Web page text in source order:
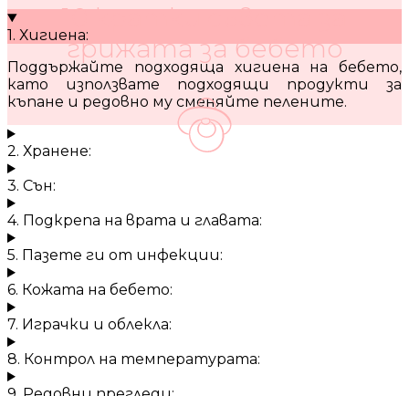
10 кратки съвета за
грижата за бебето
1. Хигиена:
Поддържайте подходяща хигиена на бебето,
като използвате подходящи продукти за
къпане и редовно му сменяйте пелените.
2. Хранене:
3. Сън:
4. Подкрепа на врата и главата:
5. Пазете ги от инфекции:
6. Кожата на бебето:
7. Играчки и облекла:
8. Контрол на температурата: